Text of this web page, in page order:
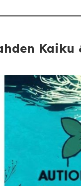
Kaiku